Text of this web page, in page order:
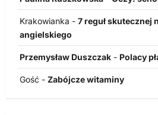
Krakowianka - 7 reguł skutecznej
angielskiego
Przemysław Duszczak - Polacy
Gość - Zabójcze witaminy